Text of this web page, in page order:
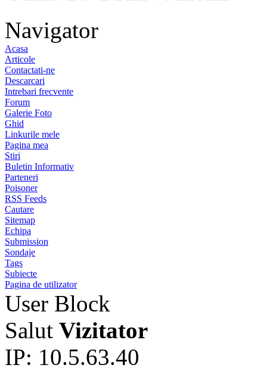
Navigator
Acasa
Articole
Contactati-ne
Descarcari
Intrebari frecvente
Forum
Galerie Foto
Ghid
Linkurile mele
Pagina mea
Stiri
Buletin Informativ
Parteneri
Poisoner
RSS Feeds
Cautare
Sitemap
Echipa
Submission
Sondaje
Tags
Subiecte
Pagina de utilizator
User Block
Salut Vizitator
IP: 10.5.63.40